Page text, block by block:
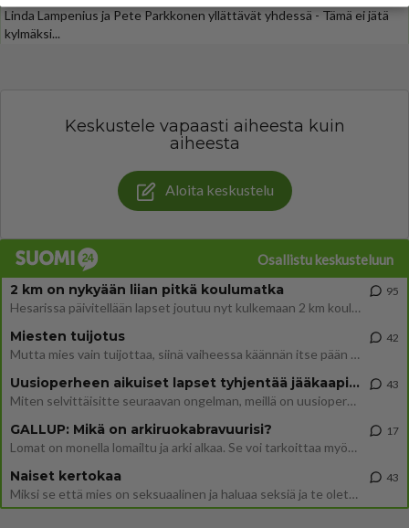
Linda Lampenius ja Pete Parkkonen yllättävät yhdessä - Tämä ei jätä
kylmäksi...
Keskustele vapaasti aiheesta kuin
aiheesta
Aloita keskustelu
Osallistu keskusteluun
2 km on nykyään liian pitkä koulumatka
Hesarissa päivitellään lapset joutuu nyt kulkemaan 2 km kouluun jösses. Ruostefillarilla tuo matka menee vaikka miten äk
95
Miesten tuijotus
Mutta mies vain tuijottaa, siinä vaiheessa käännän itse pään pois. Mikä juttu? Yleensä jos joku tuijottaa tai katsoo, hä
42
Uusioperheen aikuiset lapset tyhjentää jääkaapin käydessään
Miten selvittäisitte seuraavan ongelman, meillä on uusioperhe, minulla teini-ikäiset lapset ja puolisolla aikuiset, jotk
43
GALLUP: Mikä on arkiruokabravuurisi?
Lomat on monella lomailtu ja arki alkaa. Se voi tarkoittaa myös sitä, että grillailut on grillattu ja palataan arjen ruo
17
Naiset kertokaa
Miksi se että mies on seksuaalinen ja haluaa seksiä ja te olette hänen mielestänne haluttava on vastenmielistä? Mikä sii
43